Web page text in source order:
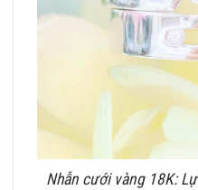
Nhẫn cưới vàng 18K: